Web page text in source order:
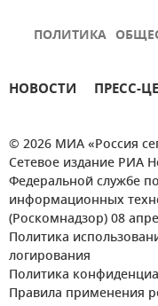
ПОЛИТИКА
НОВОСТИ ПРЕСС-
© 2026 МИА «Россия
Сетевое издание РИА
Федеральной службе
информационных
(Роскомнадзор) 08
Политика
логирования
Политика
Правила применения